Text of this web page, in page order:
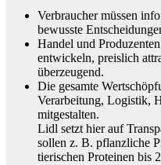
Verbraucher müssen
bewusste
Handel und
entwickeln, preislich
überzeugend.
Die gesamte
Verarbeitung, Logistik,
mitgestalten.
Lidl setzt hier auf
sollen z. B. pflanzliche
tierischen Proteinen bis